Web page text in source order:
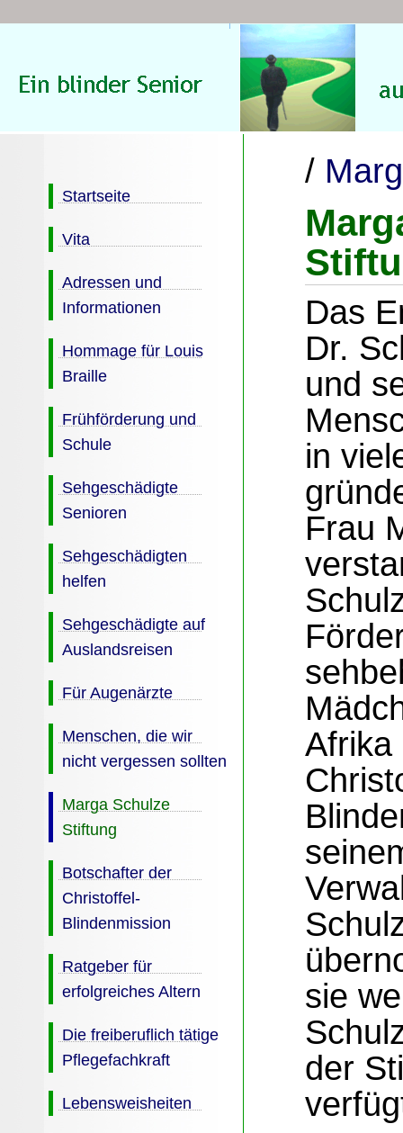
Startseite
Vita
Adressen und
Informationen
Hommage für Louis
Braille
Frühförderung und
Schule
Sehgeschädigte
Senioren
Sehgeschädigten
helfen
Sehgeschädigte auf
Auslandsreisen
Für Augenärzte
Menschen, die wir
nicht vergessen sollten
Marga Schulze
Stiftung
Botschafter der
Christoffel-
Blindenmission
Ratgeber für
erfolgreiches Altern
Die freiberuflich tätige
Pflegefachkraft
Lebensweisheiten
/
Das
Dr.
und
in
Frau
Afrika
sie
der